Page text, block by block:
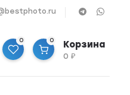
0 0 Корзина
0₽